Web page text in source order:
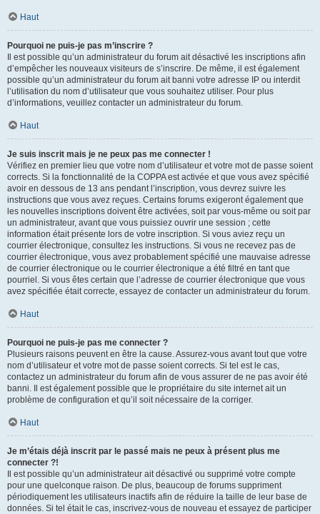
Haut
Pourquoi ne puis-je pas m’inscrire ?
Il est possible qu’un administrateur du forum ait désactivé les inscriptions afin
d’empêcher les nouveaux visiteurs de s’inscrire. De même, il est également
possible qu’un administrateur du forum ait banni votre adresse IP ou interdit
l’utilisation du nom d’utilisateur que vous souhaitez utiliser. Pour plus
d’informations, veuillez contacter un administrateur du forum.
Haut
Je suis inscrit mais je ne peux pas me connecter !
Vérifiez en premier lieu que votre nom d’utilisateur et votre mot de passe soient
corrects. Si la fonctionnalité de la COPPA est activée et que vous avez spécifié
avoir en dessous de 13 ans pendant l’inscription, vous devrez suivre les
instructions que vous avez reçues. Certains forums exigeront également que
les nouvelles inscriptions doivent être activées, soit par vous-même ou soit par
un administrateur, avant que vous puissiez ouvrir une session ; cette
information était présente lors de votre inscription. Si vous aviez reçu un
courrier électronique, consultez les instructions. Si vous ne recevez pas de
courrier électronique, vous avez probablement spécifié une mauvaise adresse
de courrier électronique ou le courrier électronique a été filtré en tant que
pourriel. Si vous êtes certain que l’adresse de courrier électronique que vous
avez spécifiée était correcte, essayez de contacter un administrateur du forum.
Haut
Pourquoi ne puis-je pas me connecter ?
Plusieurs raisons peuvent en être la cause. Assurez-vous avant tout que votre
nom d’utilisateur et votre mot de passe soient corrects. Si tel est le cas,
contactez un administrateur du forum afin de vous assurer de ne pas avoir été
banni. Il est également possible que le propriétaire du site internet ait un
problème de configuration et qu’il soit nécessaire de la corriger.
Haut
Je m’étais déjà inscrit par le passé mais ne peux à présent plus me
connecter ?!
Il est possible qu’un administrateur ait désactivé ou supprimé votre compte
pour une quelconque raison. De plus, beaucoup de forums suppriment
périodiquement les utilisateurs inactifs afin de réduire la taille de leur base de
données. Si tel était le cas, inscrivez-vous de nouveau et essayez de participer